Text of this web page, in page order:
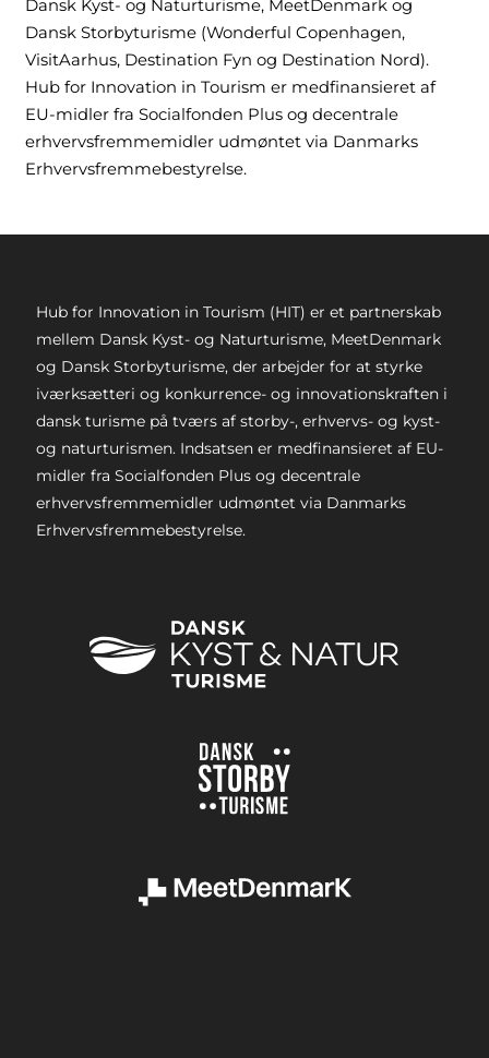
Dansk Kyst- og Naturturisme, MeetDenmark og
Dansk Storbyturisme (Wonderful Copenhagen,
VisitAarhus, Destination Fyn og Destination Nord).
Hub for Innovation in Tourism er medfinansieret af
EU-midler fra Socialfonden Plus og decentrale
erhvervsfremmemidler udmøntet via Danmarks
Erhvervsfremmebestyrelse.
Hub for Innovation in Tourism (HIT) er et partnerskab
mellem Dansk Kyst- og Naturturisme, MeetDenmark
og Dansk Storbyturisme, der arbejder for at styrke
iværksætteri og konkurrence- og innovationskraften i
dansk turisme på tværs af storby-, erhvervs- og kyst-
og naturturismen. Indsatsen er medfinansieret af EU-
midler fra Socialfonden Plus og decentrale
erhvervsfremmemidler udmøntet via Danmarks
Erhvervsfremmebestyrelse.